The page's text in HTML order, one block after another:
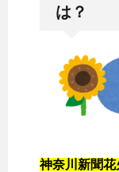
は？
神奈川新聞